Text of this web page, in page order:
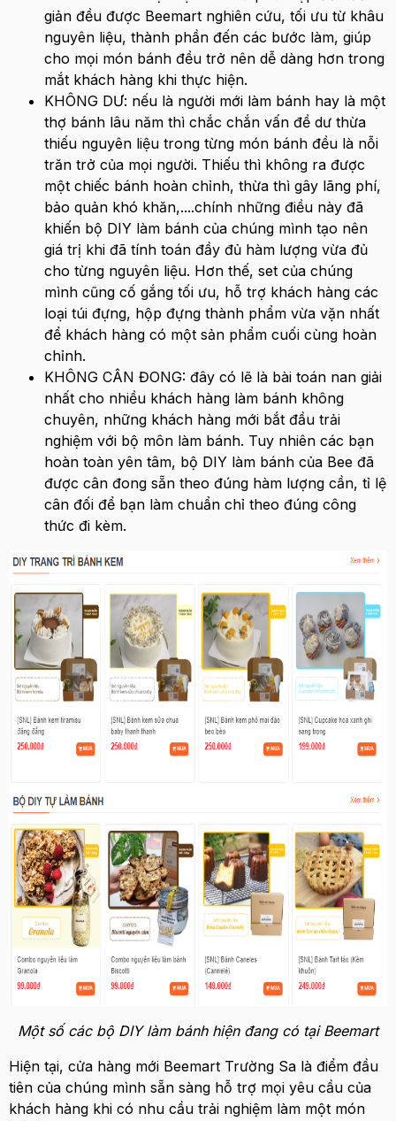
giản đều được Beemart nghiên cứu, tối ưu từ khâu
nguyên liệu, thành phần đến các bước làm, giúp
cho mọi món bánh đều trở nên dễ dàng hơn trong
mắt khách hàng khi thực hiện.
KHÔNG DƯ: nếu là người mới làm bánh hay là một
thợ bánh lâu năm thì chắc chắn vấn đề dư thừa
thiếu nguyên liệu trong từng món bánh đều là nỗi
trăn trở của mọi người. Thiếu thì không ra được
một chiếc bánh hoàn chỉnh, thừa thì gây lãng phí,
bảo quản khó khăn,....chính những điều này đã
khiến bộ DIY làm bánh của chúng mình tạo nên
giá trị khi đã tính toán đầy đủ hàm lượng vừa đủ
cho từng nguyên liệu. Hơn thế, set của chúng
mình cũng cố gắng tối ưu, hỗ trợ khách hàng các
loại túi đựng, hộp đựng thành phẩm vừa vặn nhất
để khách hàng có một sản phẩm cuối cùng hoàn
chỉnh.
KHÔNG CÂN ĐONG: đây có lẽ là bài toán nan giải
nhất cho nhiều khách hàng làm bánh không
chuyên, những khách hàng mới bắt đầu trải
nghiệm với bộ môn làm bánh. Tuy nhiên các bạn
hoàn toàn yên tâm, bộ DIY làm bánh của Bee đã
được cân đong sẵn theo đúng hàm lượng cần, tỉ lệ
cân đối để bạn làm chuẩn chỉ theo đúng công
thức đi kèm.
Một số các bộ DIY làm bánh hiện đang có tại Beemart
Hiện tại, cửa hàng mới Beemart Trường Sa là điểm đầu
tiên của chúng mình sẵn sàng hỗ trợ mọi yêu cầu của
khách hàng khi có nhu cầu trải nghiệm làm một món